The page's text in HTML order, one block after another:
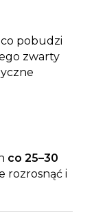
pobudzi
zwarty
co 25–30
rozrosnąć i